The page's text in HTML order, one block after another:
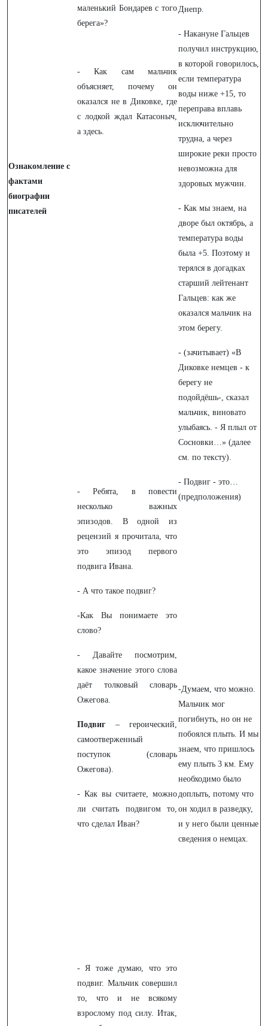
Ознакомление с
фактами
биографии
писателей
маленький Бондарев с того
берега»?
- Как сам мальчик
объясняет, почему он
оказался не в Диковке, где
с лодкой ждал Катасоныч,
а здесь.
- Ребята, в повести
несколько важных
эпизодов. В одной из
рецензий я прочитала, что
это эпизод первого
подвига Ивана.
- А что такое подвиг?
-Как Вы понимаете это
слово?
- Давайте посмотрим,
какое значение этого слова
даёт толковый словарь
Ожегова.
Подвиг – героический,
самоотверженный
поступок (словарь
Ожегова).
- Как вы считаете, можно
ли считать подвигом то,
что сделал Иван?
- Я тоже думаю, что это
подвиг. Мальчик совершил
то, что и не всякому
взрослому под силу. Итак,
Днепр.
- Накануне Гальцев
получил инструкцию,
в которой говорилось,
если температура
воды ниже +15, то
переправа вплавь
исключительно
трудна, а через
широкие реки просто
невозможна для
здоровых мужчин.
- Как мы знаем, на
дворе был октябрь, а
температура воды
была +5. Поэтому и
терялся в догадках
старший лейтенант
Гальцев: как же
оказался мальчик на
этом берегу.
- (зачитывает) «В
Диковке немцев - к
берегу не
подойдёшь-, сказал
мальчик, виновато
улыбаясь. - Я плыл от
Сосновки…» (далее
см. по тексту).
- Подвиг - это…
(предположения)
-Думаем, что можно.
Мальчик мог
погибнуть, но он не
побоялся плыть. И мы
знаем, что пришлось
ему плыть 3 км. Ему
необходимо было
доплыть, потому что
он ходил в разведку,
и у него были ценные
сведения о немцах.